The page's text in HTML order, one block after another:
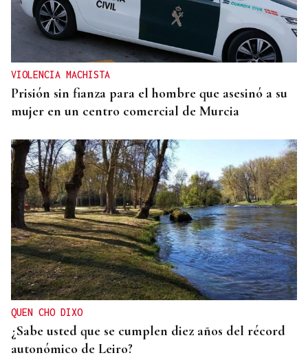
MÁS DEPORTE
La ourensana Anna Soares roza el podio del
Campeonato de España de Ajedrez
VIOLENCIA MACHISTA
Prisión sin fianza para el hombre que asesinó a su
mujer en un centro comercial de Murcia
QUEN CHO DIXO
¿Sabe usted que se cumplen diez años del récord
autonómico de Leiro?